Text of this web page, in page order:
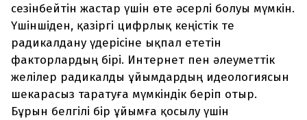
сезінбейтін жастар үшін өте әсерлі болуы мүмкін.
Үшіншіден, қазіргі цифрлық кеңістік те
радикалдану үдерісіне ықпал ететін
факторлардың бірі. Интернет пен әлеуметтік
желілер радикалды ұйымдардың идеологиясын
шекарасыз таратуға мүмкіндік беріп отыр.
Бұрын белгілі бір ұйымға қосылу үшін